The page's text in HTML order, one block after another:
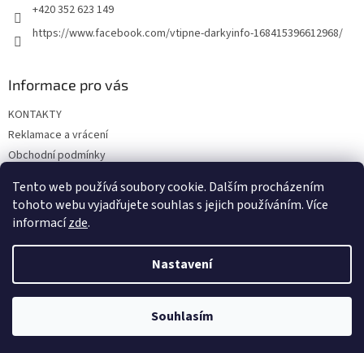
Tento web používá soubory cookie. Dalším procházením
tohoto webu vyjadřujete souhlas s jejich používáním. Více
informacízde.
Nastavení
Souhlasím
+420 352 623 149
https://www.facebook.com/vtipne-darkyinfo-168415396612968/
Informace pro vás
KONTAKTY
Reklamace a vrácení
Obchodní podmínky
Doprava a platba
Vytvořil Shoptet
Vtipné dárky. Všechna práva vyhrazena.